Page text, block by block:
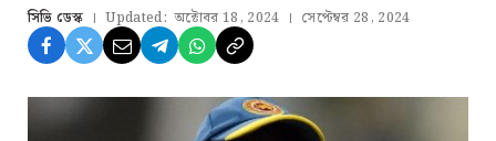
সিভি ডেস্ক Updated: অক্টোবর 18, 2024 সেপ্টেম্বর 28, 2024